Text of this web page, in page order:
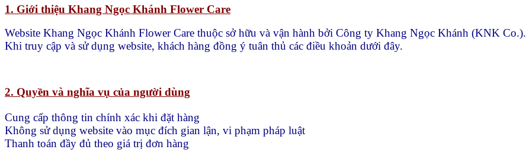
1. Giới thiệu Khang Ngọc Khánh Flower Care
Website Khang Ngọc Khánh Flower Care thuộc sở hữu và vận hành bởi Công ty Khang Ngọc Khánh (KNK Co.).
Khi truy cập và sử dụng website, khách hàng đồng ý tuân thủ các điều khoản dưới đây.
2. Quyền và nghĩa vụ của người dùng
Cung cấp thông tin chính xác khi đặt hàng
Không sử dụng website vào mục đích gian lận, vi phạm pháp luật
Thanh toán đầy đủ theo giá trị đơn hàng